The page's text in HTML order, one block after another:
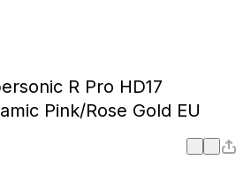
R Pro HD17
Pink/Rose Gold EU